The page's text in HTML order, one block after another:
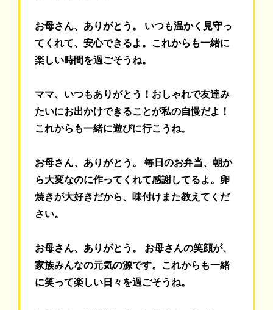
お母さん、ありがとう。 いつも温かく見守っ
てくれて、安心できるよ。これからも一緒に
楽しい時間を過ごそうね。
ママ、いつもありがとう！おしゃれで友達み
たいにお出かけできることが私の自慢だよ！
これからも一緒に遊びに行こうね。
お母さん、ありがとう。 毎日のお弁当、朝か
ら大変なのに作ってくれて感謝してるよ。卵
焼きが大好きだから、味付けまた教えてくだ
さい。
お母さん、ありがとう。 お母さんの笑顔が、
家族みんなの元気の源です。これからも一緒
に笑って楽しい日々を過ごそうね。